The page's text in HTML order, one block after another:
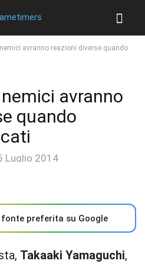
avranno reazioni diverse quando
avranno
quando
Luglio 2014
preferita su Google
Takaaki Yamaguchi,